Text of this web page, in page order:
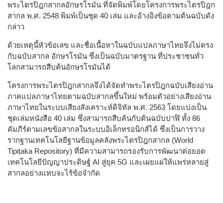
พระไตรปิฎกสากลอักษรโรมัน ที่จัดพิมพ์โดยโครงการพระไตรปิฎก
สากล พ.ศ. 2548 พิมพ์เป็นชุด 40 เล่ม และอ้างอิงข้อตามต้นฉบับดัง
กล่าว
ด้วยเหตุนี้หัวข้อเลข และชื่อเนื้อหาในฉบับแปลภาษาไทยจึงไม่ตรง
กับฉบับสากล อักษรโรมัน ซึ่งเป็นฉบับมาตรฐาน ที่ประชาชนทั่ว
โลกสามารถสืบค้นอักษรโรมันได้
โครงการพระไตรปิฎกสากลจึงได้จัดทำพระไตรปิฎกฉบับเสียงอ่าน
ภาคแปลภาษาไทยตามฉบับสากลขึ้นใหม่ พร้อมตัวอย่างเสียงอ่าน
ภาษาไทยในระบบเสียงสังเคราะห์ดิจิทัล พ.ศ. 2563 โดยแบ่งเป็น
ชุดเล่มหนังสือ 40 เล่ม ซึ่งสามารถสืบค้นกับต้นฉบับปาฬิ ทั้ง 86
คัมภีร์ตามเลขข้อสากลในระบบอิเล็กทรอนิกส์ได้ ซึ่งเป็นการวาง
รากฐานเทคโนโลยีฐานข้อมูลคลังพระไตรปิฎกสากล (World
Tipiṭaka​ Repository) ที่มีความสามารถรองรับการพัฒนาต่อยอด
เทคโนโลยีปัญญาประดิษฐ์ AI สู่ยุค 5G และเผยแผ่ให้แพร่หลายสู่
สากลอย่างแทบจะไร้ข้อจำกัด